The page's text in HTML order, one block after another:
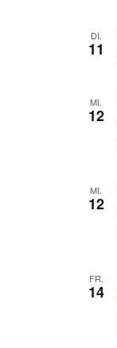
DI.
11
MI.
12
MI.
12
FR.
14